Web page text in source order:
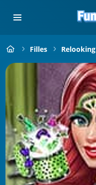
Filles Relooking